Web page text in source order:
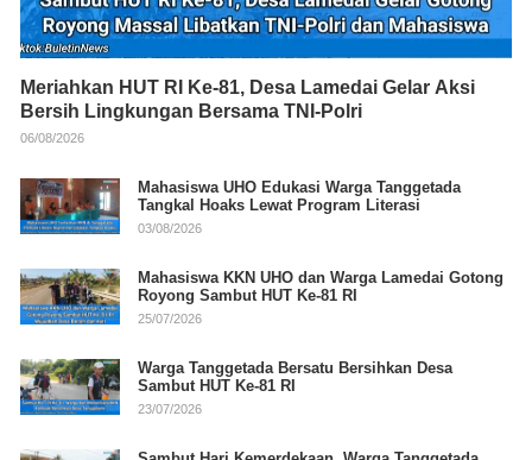
Meriahkan HUT RI Ke-81, Desa Lamedai Gelar Aksi
Bersih Lingkungan Bersama TNI-Polri
06/08/2026
Mahasiswa UHO Edukasi Warga Tanggetada
Tangkal Hoaks Lewat Program Literasi
03/08/2026
Mahasiswa KKN UHO dan Warga Lamedai Gotong
Royong Sambut HUT Ke-81 RI
25/07/2026
Warga Tanggetada Bersatu Bersihkan Desa
Sambut HUT Ke-81 RI
23/07/2026